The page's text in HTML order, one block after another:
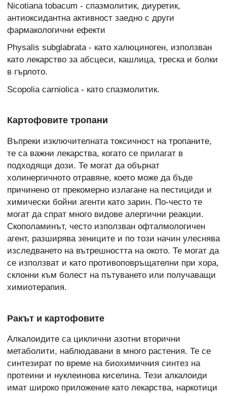
Nicotiana tobacum - спазмолитик, диуретик,
антиоксидантна активност заедно с други
фармакологични ефекти
Physalis subglabrata - като халюциноген, използван
като лекарство за абсцеси, кашлица, треска и болки
в гърлото.
Scopolia carniolica - като спазмолитик.
Картофовите тропани
Въпреки изключителната токсичност на тропаните,
те са важни лекарства, когато се прилагат в
подходящи дози. Те могат да обърнат
холинергичното отравяне, което може да бъде
причинено от прекомерно излагане на пестициди и
химически бойни агенти като зарин. По-често те
могат да спрат много видове алергични реакции.
Скополаминът, често използван офталмологичен
агент, разширява зениците и по този начин улеснява
изследването на вътрешността на окото. Те могат да
се използват и като противоповръщателни при хора,
склонни към болест на пътуването или получаващи
химиотерапия.
Ракът и картофовите
Алкалоидите са циклични азотни вторични
метаболити, наблюдавани в много растения. Те се
синтезират по време на биохимичния синтез на
протеини и нуклеинова киселина. Тези алкалоиди
имат широко приложение като лекарства, наркотици